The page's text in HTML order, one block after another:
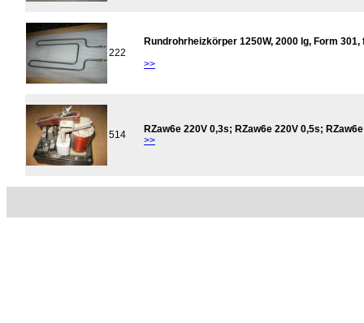
222
Rundrohrheizkörper 1250W, 2000 lg, Form 301,
>>
514
RZaw6e 220V 0,3s; RZaw6e 220V 0,5s;
>>